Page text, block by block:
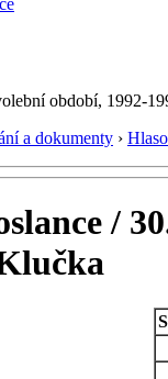
období, 1992-
a dokumenty ›
/